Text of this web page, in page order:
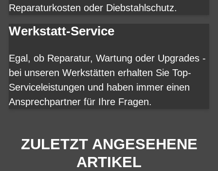
Reparaturkosten oder Diebstahlschutz.
Werkstatt-Service
Egal, ob Reparatur, Wartung oder Upgrades -
bei unseren Werkstätten erhalten Sie Top-
Serviceleistungen und haben immer einen
Ansprechpartner für Ihre Fragen.
ZULETZT ANGESEHENE
ARTIKEL